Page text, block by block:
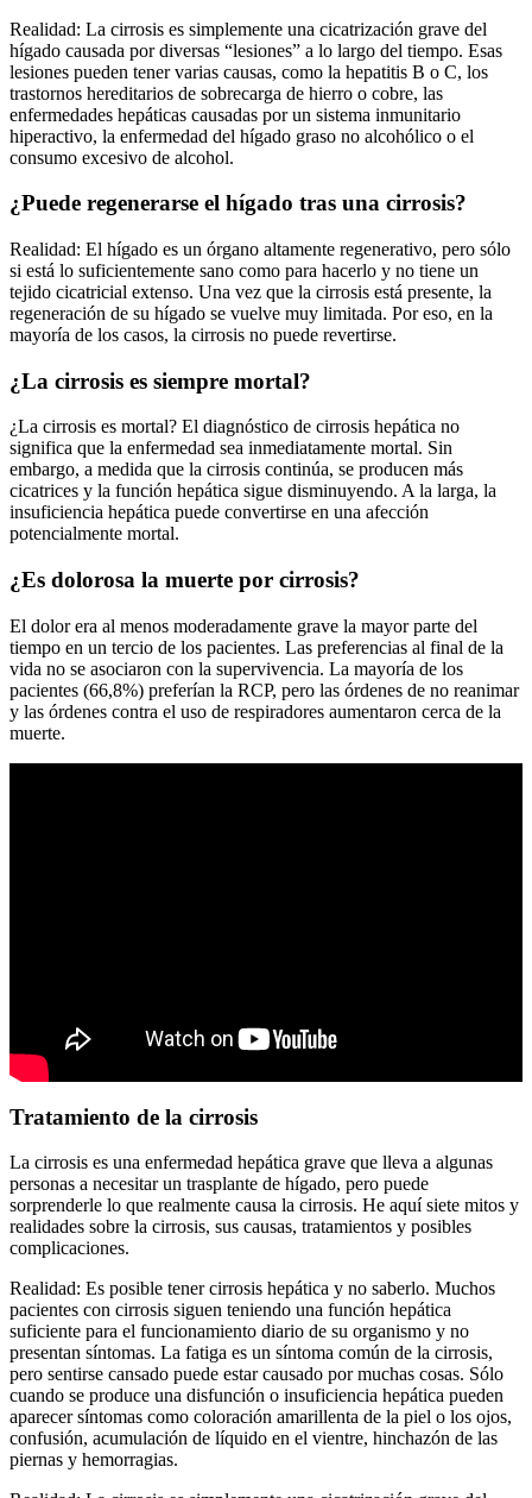
Realidad: La cirrosis es simplemente una cicatrización grave del
hígado causada por diversas “lesiones” a lo largo del tiempo. Esas
lesiones pueden tener varias causas, como la hepatitis B o C, los
trastornos hereditarios de sobrecarga de hierro o cobre, las
enfermedades hepáticas causadas por un sistema inmunitario
hiperactivo, la enfermedad del hígado graso no alcohólico o el
consumo excesivo de alcohol.
¿Puede regenerarse el hígado tras una cirrosis?
Realidad: El hígado es un órgano altamente regenerativo, pero sólo
si está lo suficientemente sano como para hacerlo y no tiene un
tejido cicatricial extenso. Una vez que la cirrosis está presente, la
regeneración de su hígado se vuelve muy limitada. Por eso, en la
mayoría de los casos, la cirrosis no puede revertirse.
¿La cirrosis es siempre mortal?
¿La cirrosis es mortal? El diagnóstico de cirrosis hepática no
significa que la enfermedad sea inmediatamente mortal. Sin
embargo, a medida que la cirrosis continúa, se producen más
cicatrices y la función hepática sigue disminuyendo. A la larga, la
insuficiencia hepática puede convertirse en una afección
potencialmente mortal.
¿Es dolorosa la muerte por cirrosis?
El dolor era al menos moderadamente grave la mayor parte del
tiempo en un tercio de los pacientes. Las preferencias al final de la
vida no se asociaron con la supervivencia. La mayoría de los
pacientes (66,8%) preferían la RCP, pero las órdenes de no reanimar
y las órdenes contra el uso de respiradores aumentaron cerca de la
muerte.
Tratamiento de la cirrosis
La cirrosis es una enfermedad hepática grave que lleva a algunas
personas a necesitar un trasplante de hígado, pero puede
sorprenderle lo que realmente causa la cirrosis. He aquí siete mitos y
realidades sobre la cirrosis, sus causas, tratamientos y posibles
complicaciones.
Realidad: Es posible tener cirrosis hepática y no saberlo. Muchos
pacientes con cirrosis siguen teniendo una función hepática
suficiente para el funcionamiento diario de su organismo y no
presentan síntomas. La fatiga es un síntoma común de la cirrosis,
pero sentirse cansado puede estar causado por muchas cosas. Sólo
cuando se produce una disfunción o insuficiencia hepática pueden
aparecer síntomas como coloración amarillenta de la piel o los ojos,
confusión, acumulación de líquido en el vientre, hinchazón de las
piernas y hemorragias.